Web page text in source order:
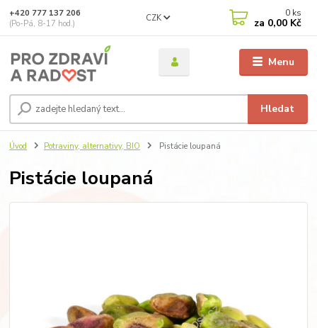
Menu
CZK
Hledat
+420 777 137 206
(Po-Pá, 8-17 hod.)
0 ks
za 0,00 Kč
Úvod Potraviny, alternativy, BIO Pistácie loupaná
Pistácie loupaná